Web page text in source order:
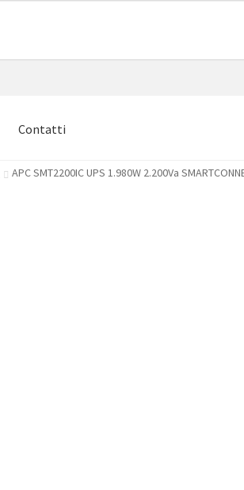
Contatti
APC SMT2200IC UPS 1.980W 2.200Va